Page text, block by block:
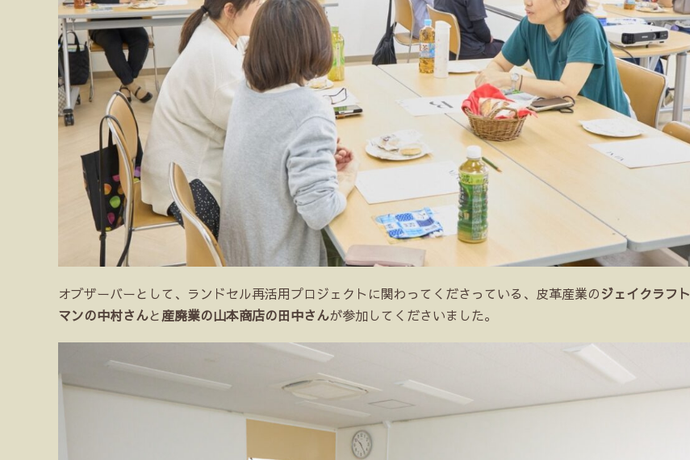
オブザーバーとして、ランドセル再活用プロジェクトに関わってくださっている、皮革産業のジェイクラフト
マンの中村さんと産廃業の山本商店の田中さんが参加してくださいました。